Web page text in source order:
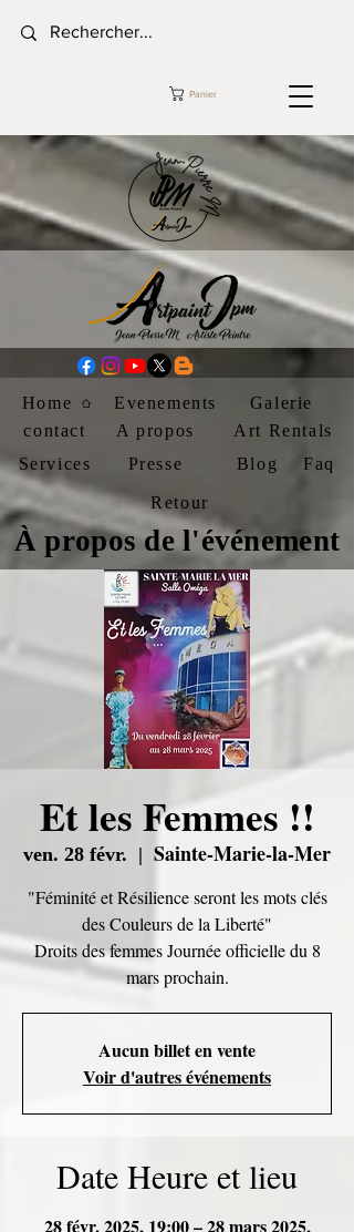
Panier
Home Evenements
Galerie
contact
A propos
Art Rentals
Services
Presse Blog Faq
Retour
À propos de l'événement
Et les Femmes !!
ven. 28 févr.
  |
Sainte-Marie-la-Mer
"Féminité et Résilience seront les mots clés
des Couleurs de la Liberté"
Droits des femmes Journée officielle du 8
mars prochain.
Aucun billet en vente
Voir d'autres événements
Date Heure et lieu
28 févr. 2025, 19:00 – 28 mars 2025,